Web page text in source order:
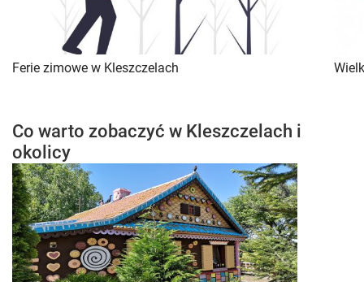
Ferie zimowe w Kleszczelach
Co warto zobaczyć w Kleszczelach i
okolicy